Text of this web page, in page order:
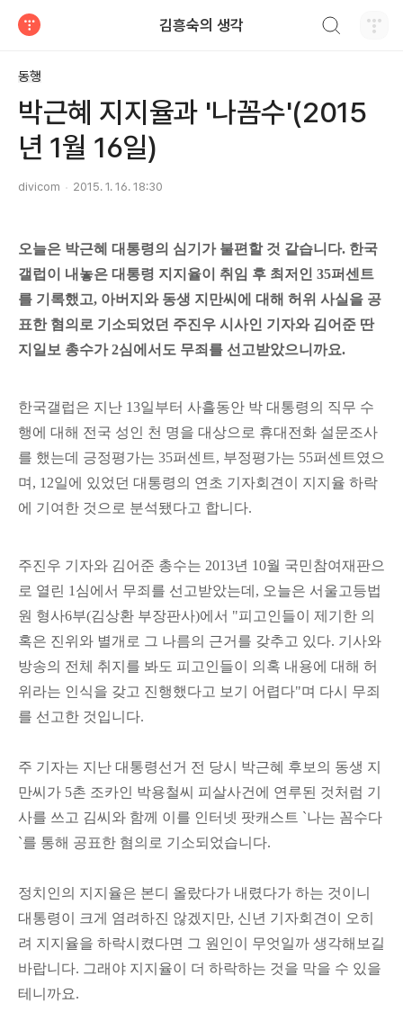
김흥숙의 생각
동행
박근혜 지지율과 '나꼼수'(2015
년 1월 16일)
divicom 2015. 1. 16. 18:30
오늘은 박근혜 대통령의 심기가 불편할 것 같습니다. 한국
갤럽이 내놓은 대통령 지지율이 취임 후 최저인 35퍼센트
를 기록했고, 아버지와 동생 지만씨에 대해 허위 사실을 공
표한 혐의로 기소되었던 주진우 시사인 기자와 김어준 딴
지일보 총수가 2심에서도 무죄를 선고받았으니까요.
한국갤럽은 지난 13일부터 사흘동안 박 대통령의 직무 수
행에 대해 전국 성인 천 명을 대상으로 휴대전화 설문조사
를 했는데 긍정평가는 35퍼센트, 부정평가는 55퍼센트였으
며, 12일에 있었던 대통령의 연초 기자회견이 지지율 하락
에 기여한 것으로 분석됐다고 합니다.
주진우 기자와 김어준 총수는 2013년 10월 국민참여재판으
로 열린 1심에서 무죄를 선고받았는데, 오늘은 서울고등법
원 형사6부(김상환 부장판사)에서 "피고인들이 제기한 의
혹은 진위와 별개로 그 나름의 근거를 갖추고 있다. 기사와
방송의 전체 취지를 봐도 피고인들이 의혹 내용에 대해 허
위라는 인식을 갖고 진행했다고 보기 어렵다"며 다시 무죄
를 선고한 것입니다.
주 기자는 지난 대통령선거 전 당시 박근혜 후보의 동생 지
만씨가 5촌 조카인 박용철씨 피살사건에 연루된 것처럼 기
사를 쓰고 김씨와 함께 이를 인터넷 팟캐스트 `나는 꼼수다
`를 통해 공표한 혐의로 기소되었습니다.
정치인의 지지율은 본디 올랐다가 내렸다가 하는 것이니
대통령이 크게 염려하진 않겠지만, 신년 기자회견이 오히
려 지지율을 하락시켰다면 그 원인이 무엇일까 생각해보길
바랍니다. 그래야 지지율이 더 하락하는 것을 막을 수 있을
테니까요.